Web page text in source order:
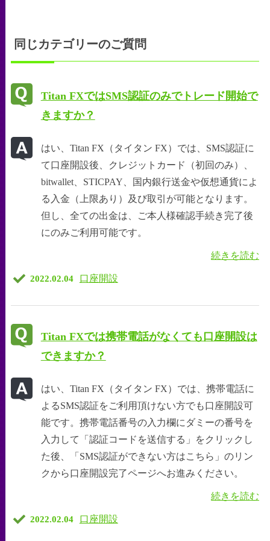
同じカテゴリーのご質問
Titan FXではSMS認証のみでトレード開始で
きますか？
はい、Titan FX（タイタン FX）では、SMS認証に
て口座開設後、クレジットカード（初回のみ）、
bitwallet、STICPAY、国内銀行送金や仮想通貨によ
る入金（上限あり）及び取引が可能となります。
但し、全ての出金は、ご本人様確認手続き完了後
にのみご利用可能です。
続きを読む
2022.02.04 口座開設
Titan FXでは携帯電話がなくても口座開設は
できますか？
はい、Titan FX（タイタン FX）では、携帯電話に
よるSMS認証をご利用頂けない方でも口座開設可
能です。携帯電話番号の入力欄にダミーの番号を
入力して「認証コードを送信する」をクリックし
た後、「SMS認証ができない方はこちら」のリン
クから口座開設完了ページへお進みください。
続きを読む
2022.02.04 口座開設